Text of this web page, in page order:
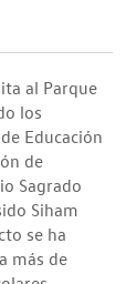
al Parque
los
Educación
de
Sagrado
Siham
se ha
más de